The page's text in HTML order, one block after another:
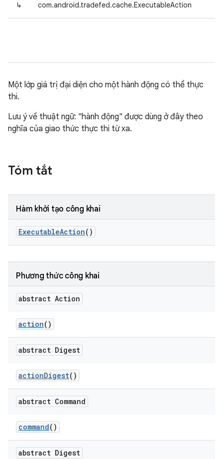
↳ com.android.tradefed.cache.ExecutableAction
Một lớp giá trị đại diện cho một hành động có thể thực
thi.
Lưu ý về thuật ngữ: "hành động" được dùng ở đây theo
nghĩa của giao thức thực thi từ xa.
Tóm tắt
Hàm khởi tạo công khai
ExecutableAction()
Phương thức công khai
abstract Action
action()
abstract Digest
actionDigest()
abstract Command
command()
abstract Digest